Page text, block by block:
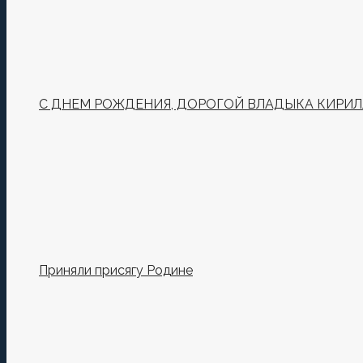
С ДНЕМ РОЖДЕНИЯ, ДОРОГОЙ ВЛАДЫКА
Приняли присягу Родине